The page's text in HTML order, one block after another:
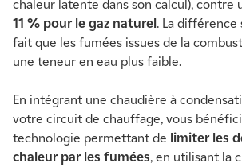
chaleur latente dans son calcul), contre
11 % pour le gaz naturel . La différence
fait que les fumées issues de la
une teneur en eau plus faible.
En intégrant une chaudière à
votre circuit de chauffage, vous
technologie permettant de limiter les
chaleur par les fumées, en utilisant la